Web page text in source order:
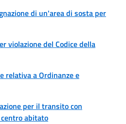
di un'area di sosta per
violazione del Codice della
relativa a Ordinanze e
per il transito con
abitato